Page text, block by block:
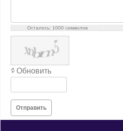
Осталось: 1000 символов
Обновить
Отправить